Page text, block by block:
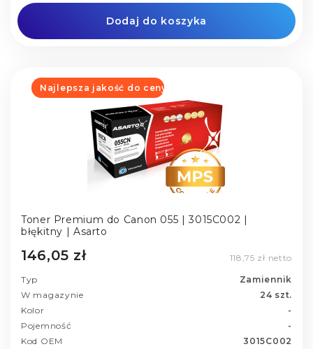
Dodaj do koszyka
Najlepsza jakość do ceny
Toner Premium do Canon 055 | 3015C002 |
błękitny | Asarto
146,05 zł 118,75 zł netto
Typ
Zamiennik
W magazynie
24 szt.
Kolor
-
Pojemność
-
Kod OEM
3015C002